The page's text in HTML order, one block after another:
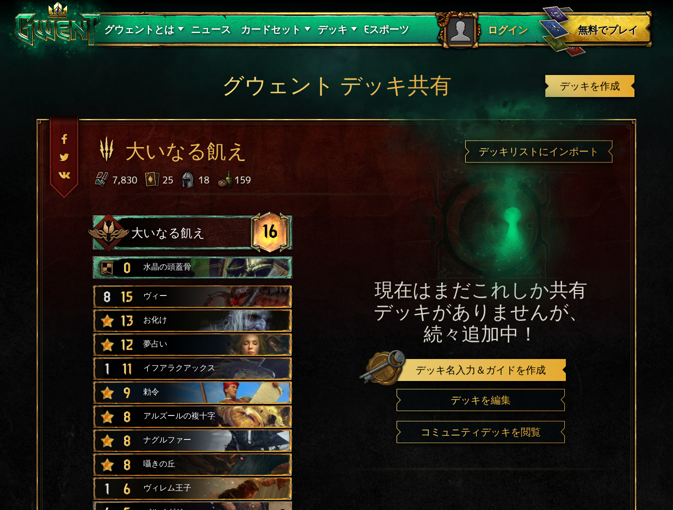
グウェントとは
サポート
ニュース カードセット
紅き血の呪縛
デッキ
デッキガイド
Eスポーツ ログイン
ログアウト
無料でプレイ
デッキを作成
グウェント デッキ共有
大いなる飢え デッキリストにインポート
7,830 25 18 159
大いなる飢え 16
0 水晶の頭蓋骨
8 15 ヴィー
13 お化け
12 夢占い
1 11 イフアラクアックス
9 勅令
8 アルズールの複十字
8 ナグルファー
8 囁きの丘
1 6 ヴィレム王子
現在はまだこれしか共有
デッキがありませんが、
続々追加中！
デッキ名入力＆ガイドを作成
デッキを編集
コミュニティデッキを閲覧